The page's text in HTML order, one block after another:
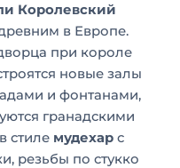
Королевский
в Европе.
при короле
новые залы
и фонтанами,
гранадскими
стиле мудехар с
резьбы по стукко